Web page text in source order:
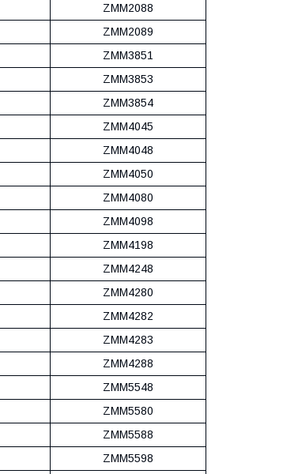
ZMM2088
ZMM2089
ZMM3851
ZMM3853
ZMM3854
ZMM4045
ZMM4048
ZMM4050
ZMM4080
ZMM4098
ZMM4198
ZMM4248
ZMM4280
ZMM4282
ZMM4283
ZMM4288
ZMM5548
ZMM5580
ZMM5588
ZMM5598